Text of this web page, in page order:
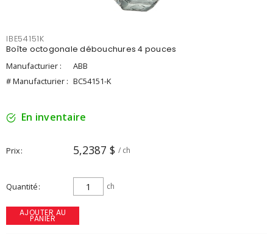
IBE54151K
Boîte octogonale débouchures 4 pouces
Manufacturier :
ABB
# Manufacturier : BC54151-K
En inventaire
Prix 5,2387 $ / ch
Quantité ch
AJOUTER AU
PANIER